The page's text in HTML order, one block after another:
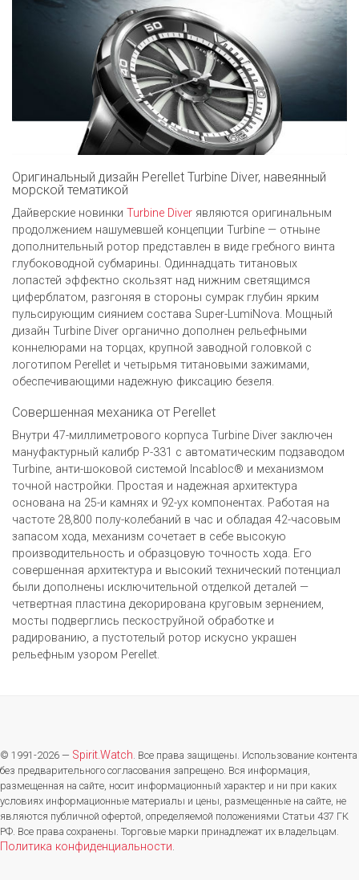
Оригинальный дизайн Perellet Turbine Diver, навеянный
морской тематикой
Дайверские новинки Turbine Diver являются оригинальным
продолжением нашумевшей концепции Turbine — отныне
дополнительный ротор представлен в виде гребного винта
глубоководной субмарины. Одиннадцать титановых
лопастей эффектно скользят над нижним светящимся
циферблатом, разгоняя в стороны сумрак глубин ярким
пульсирующим сиянием состава Super-LumiNova. Мощный
дизайн Turbine Diver органично дополнен рельефными
коннелюрами на торцах, крупной заводной головкой с
логотипом Perellet и четырьмя титановыми зажимами,
обеспечивающими надежную фиксацию безеля.
Совершенная механика от Perellet
Внутри 47-миллиметрового корпуса Turbine Diver заключен
мануфактурный калибр P-331 с автоматическим подзаводом
Turbine, анти-шоковой системой Incabloc® и механизмом
точной настройки. Простая и надежная архитектура
основана на 25-и камнях и 92-ух компонентах. Работая на
частоте 28,800 полу-колебаний в час и обладая 42-часовым
запасом хода, механизм сочетает в себе высокую
производительность и образцовую точность хода. Его
совершенная архитектура и высокий технический потенциал
были дополнены исключительной отделкой деталей —
четвертная пластина декорирована круговым зернением,
мосты подверглись пескоструйной обработке и
радированию, а пустотелый ротор искусно украшен
рельефным узором Perellet.
© 1991-2026 — Spirit.Watch. Все права защищены. Использование контента
без предварительного согласования запрещено. Вся информация,
размещенная на сайте, носит информационный характер и ни при каких
условиях информационные материалы и цены, размещенные на сайте, не
являются публичной офертой, определяемой положениями Статьи 437 ГК
РФ. Все права сохранены. Торговые марки принадлежат их владельцам.
Политика конфиденциальности.